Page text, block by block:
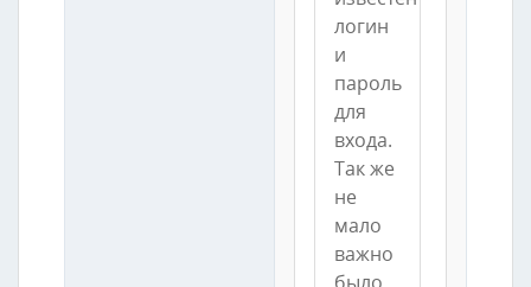
логин
и
пароль
для
входа.
Так же
не
мало
важно